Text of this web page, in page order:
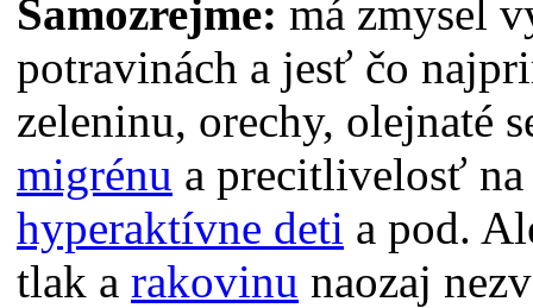
Samozrejme: má zmysel
potravinách a jesť čo
zeleninu, orechy, olejnaté
migrénu a precitlivelosť
hyperaktívne deti a pod.
tlak a rakovinu naozaj